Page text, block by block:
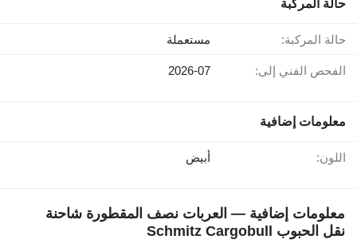
حالة المركبة
حالة المركبة: مستعملة
الفحص الفني إلى: 2026-07
معلومات إضافية
اللون: أبيض
معلومات إضافية — العربات نصف المقطورة شاحنة
نقل الحبوب Schmitz Cargobull